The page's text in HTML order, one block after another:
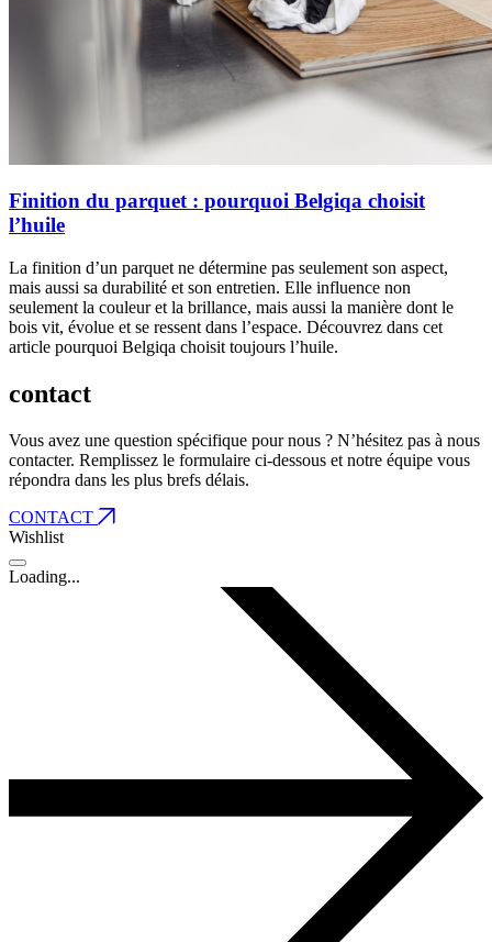
Finition du parquet : pourquoi Belgiqa choisit
l’huile
La finition d’un parquet ne détermine pas seulement son aspect,
mais aussi sa durabilité et son entretien. Elle influence non
seulement la couleur et la brillance, mais aussi la manière dont le
bois vit, évolue et se ressent dans l’espace. Découvrez dans cet
article pourquoi Belgiqa choisit toujours l’huile.
contact
Vous avez une question spécifique pour nous ? N’hésitez pas à nous
contacter. Remplissez le formulaire ci-dessous et notre équipe vous
répondra dans les plus brefs délais.
CONTACT
Wishlist
Loading...